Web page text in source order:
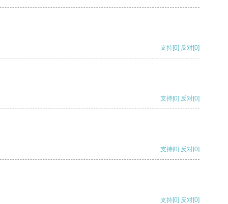
支持[0] 反对[0]
支持[0] 反对[0]
支持[0] 反对[0]
支持[0] 反对[0]